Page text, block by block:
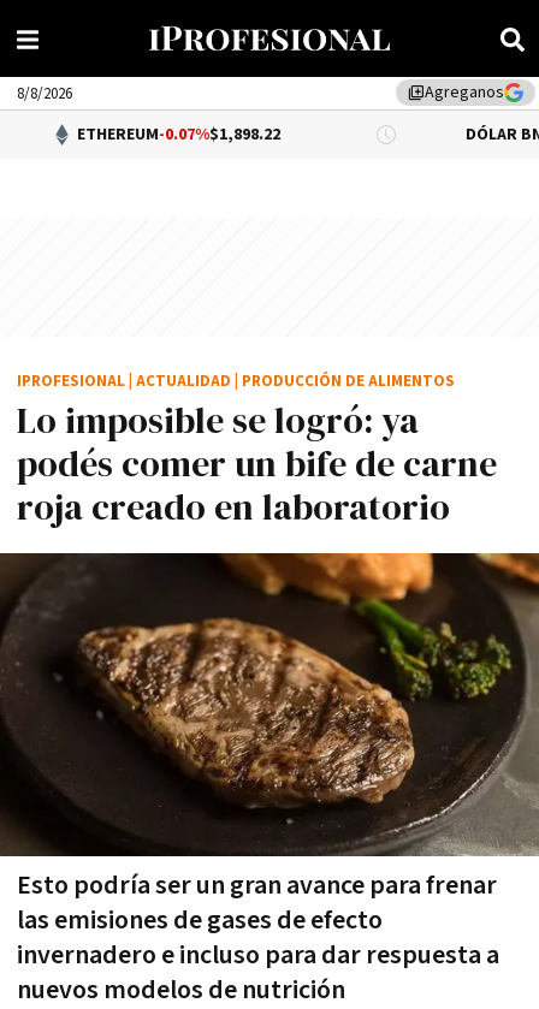
library_addAgreganos
8/8/2026
-0.07%$1,898.22 DÓLAR BNA $1,520.00
Lo imposible se logró: ya
podés comer un bife de carne
roja creado en laboratorio
Esto podría ser un gran avance para frenar
las emisiones de gases de efecto
invernadero e incluso para dar respuesta a
nuevos modelos de nutrición
IPROFESIONAL ACTUALIDAD PRODUCCIÓN DE ALIMENTOS